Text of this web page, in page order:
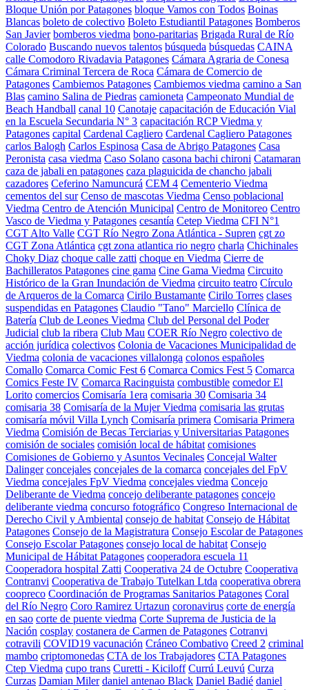
Bloque Unión por Patagones bloque Vamos con Todos Boinas
Blancas boleto de colectivo Boleto Estudiantil Patagones Bomberos
San Javier bomberos viedma bono-paritarias Brigada Rural de Río
Colorado Buscando nuevos talentos búsqueda búsquedas CAINA
calle Comodoro Rivadavia Patagones Cámara Agraria de Conesa
Cámara Criminal Tercera de Roca Cámara de Comercio de
Patagones Cambiemos Patagones Cambiemos viedma camino a San
Blas camino Salina de Piedras camioneta Campeonato Mundial de
Beach Handball canal 10 Canotaje capacitación de Educación Vial
en la Escuela Secundaria N° 3 capacitación RCP Viedma y
Patagones capital Cardenal Cagliero Cardenal Cagliero Patagones
carlos Balogh Carlos Espinosa Casa de Abrigo Patagones Casa
Peronista casa viedma Caso Solano casona bachi chironi Catamaran
caza de jabali en patagones caza plaguicida de chancho jabali
cazadores Ceferino Namuncurá CEM 4 Cementerio Viedma
cementos del sur Censo de mascotas Viedma Censo poblacional
Viedma Centro de Atención Municipal Centro de Monitoreo Centro
Vasco de Viedma y Patagones cesantía Cetep Viedma CFI N°1
CGT Alto Valle CGT Río Negro Zona Atlántica - Supren cgt zo
CGT Zona Atlántica cgt zona atlantica rio negro charla Chichinales
Choky Diaz choque calle zatti choque en Viedma Cierre de
Bachilleratos Patagones cine gama Cine Gama Viedma Circuito
Histórico de la Gran Inundación de Viedma circuito teatro Círculo
de Arqueros de la Comarca Cirilo Bustamante Cirilo Torres clases
suspendidas en Patagones Claudio "Tano" Marciello Clínica de
Batería Club de Leones Viedma Club del Personal del Poder
Judicial club la ribera Club Mau COER Río Negro colectivo de
acción jurídica colectivos Colonia de Vacaciones Municipalidad de
Viedma colonia de vacaciones villalonga colonos españoles
Comallo Comarca Comic Fest 6 Comarca Comics Fest 5 Comarca
Comics Feste IV Comarca Racinguista combustible comedor El
Lorito comercios Comisaría 1era comisaria 30 Comisaria 34
comisaria 38 Comisaría de la Mujer Viedma comisaria las grutas
comisaría móvil Villa Lynch Comisaría primera Comisaria Primera
Viedma Comisión de Becas Terciarias y Universitarias Patagones
comisión de sociales comisión local de hábitat comisiones
Comisiones de Gobierno y Asuntos Vecinales Concejal Walter
Dalinger concejales concejales de la comarca concejales del FpV
Viedma concejales FpV Viedma concejales viedma Concejo
Deliberante de Viedma concejo deliberante patagones concejo
deliberante viedma concurso fotográfico Congreso Internacional de
Derecho Civil y Ambiental consejo de habitat Consejo de Hábitat
Patagones Consejo de la Magistratura Consejo Escolar de Patagones
Consejo Escolar Patagones consejo local de habitat Consejo
Municipal de Hábitat Patagones cooperadora escuela 11
Cooperadora hospital Zatti Cooperativa 24 de Octubre Cooperativa
Contranvi Cooperativa de Trabajo Tutelkan Ltda cooperativa obrera
coopreco Coordinación de Programas Sanitarios Patagones Coral
del Río Negro Coro Ramirez Urtazun coronavirus corte de energía
en sao corte de puente viedma Corte Suprema de Justicia de la
Nación cosplay costanera de Carmen de Patagones Cotranvi
cotravili COVID19 vacunación Cráneo Combativo Creed 2 criminal
mambo criptomonedas CTA de los Trabajadores CTA Patagones
Ctep Viedma cupo trans Curetti - Kiciloff Currú Leuvú Curza
Curzas Damian Miler daniel antenao Black Daniel Badié daniel